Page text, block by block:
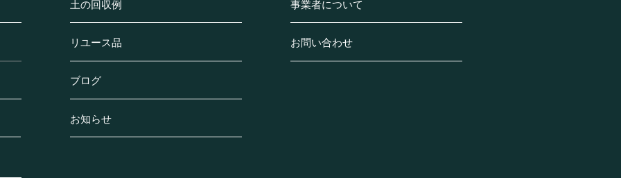
土の回収例
リユース品
ブログ
お知らせ
事業者について
お問い合わせ